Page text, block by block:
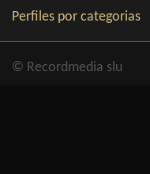
Perfiles por categorias
© Recordmedia slu